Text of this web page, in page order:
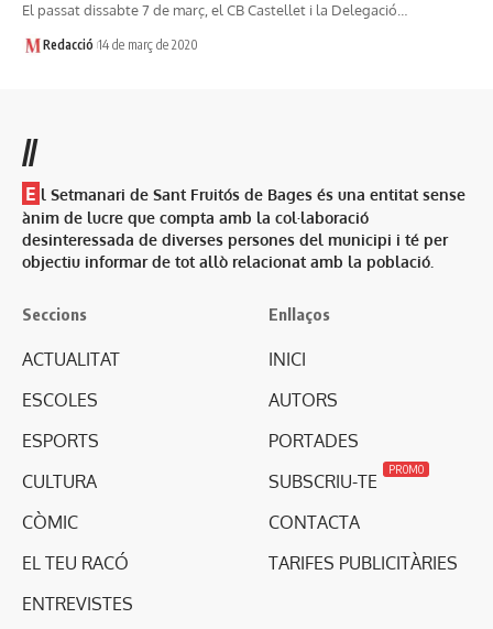
El passat dissabte 7 de març, el CB Castellet i la Delegació…
Redacció 14 de març de 2020
//
E l Setmanari de Sant Fruitós de Bages és una entitat sense
ànim de lucre que compta amb la col·laboració
desinteressada de diverses persones del municipi i té per
objectiu informar de tot allò relacionat amb la població.
Seccions
ACTUALITAT
ESCOLES
ESPORTS
CULTURA
CÒMIC
EL TEU RACÓ
ENTREVISTES
Enllaços
INICI
AUTORS
PORTADES
SUBSCRIU-TE
PROMO
CONTACTA
TARIFES PUBLICITÀRIES